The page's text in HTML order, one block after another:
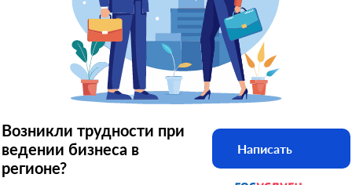
Возникли трудности при
ведении бизнеса в
регионе?
Написать